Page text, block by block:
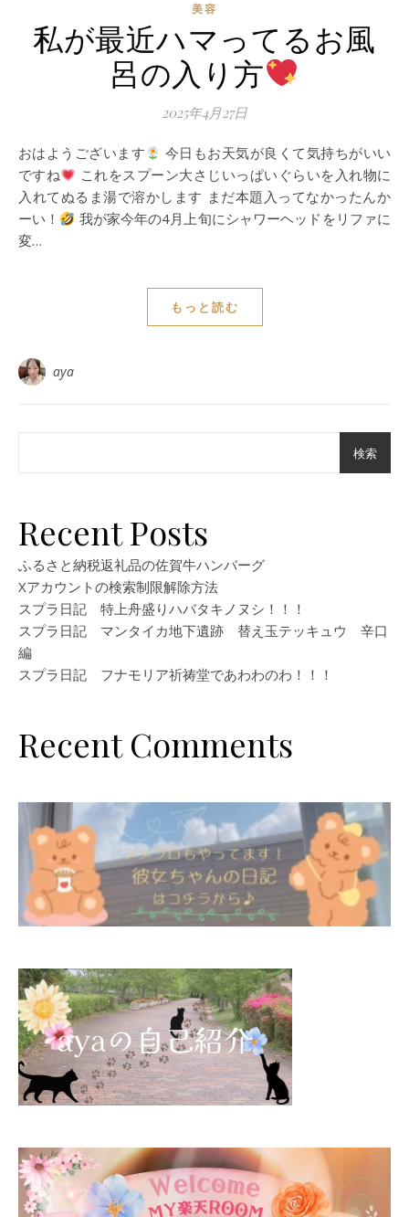
美容
私が最近ハマってるお風
呂の入り方
2025年4月27日
おはようございます
今日もお天気が良くて気持ちがいい
ですね
これをスプーン大さじいっぱいぐらいを入れ物に
入れてぬるま湯で溶かします まだ本題入ってなかったんか
ーい！
我が家今年の4月上旬にシャワーヘッドをリファに
変…
もっと読む
aya
検索
Recent Posts
ふるさと納税返礼品の佐賀牛ハンバーグ
Xアカウントの検索制限解除方法
スプラ日記 特上舟盛りハバタキノヌシ！！！
スプラ日記 マンタイカ地下遺跡 替え玉テッキュウ 辛口
編
スプラ日記 フナモリア祈祷堂であわわのわ！！！
Recent Comments